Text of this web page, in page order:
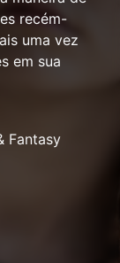
recém-
uma vez
em sua
Fantasy